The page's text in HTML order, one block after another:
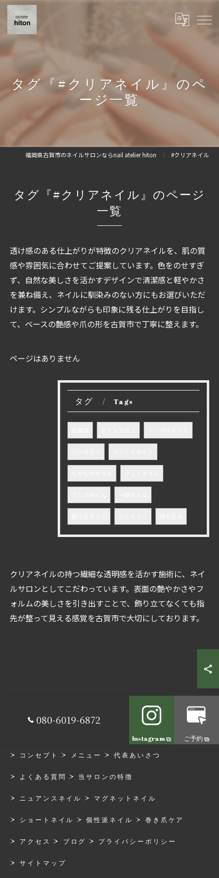
タグ『#クリアネイル』のペ
ージ一覧
福岡県古賀市のネイルサロンならnail atelier hiton #クリアネイル
タグ『#クリアネイル』のページ
一覧
透け感のある仕上がりが特徴のクリアネイルを、肌の質
感や雰囲気に合わせてご提案しています。色をのせすぎ
ず、自然な美しさを活かすデザインで清潔感と軽やかさ
を兼ね備え、ネイルに馴染みのない方にもお選びいただ
けます。シンプルながらも印象に残る仕上がりを目指し
て、ベースの艶感や爪の形を古賀市で丁寧に整えます。
ページはありません
タグ Tags
クリアネイルの持つ繊細な透明感を活かす施術に、ネイ
ルサロンとしてこだわっています。表面の艶やかさやフ
ォルムの美しさを引き出すことで、飾り立てなくても指
先が整って見える感覚を古賀市で大切にしております。
080-6019-6872
Instagram ご予約
コンセプト メニュー 代表あいさつ
よくある質問 当サロンの特徴
ニュアンスネイル マグネットネイル
ショートネイル 個性派ネイル 巻き爪ケア
アクセス ブログ プライバシーポリシー
サイトマップ